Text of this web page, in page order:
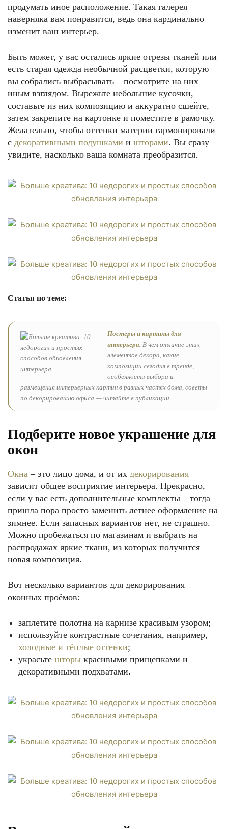
продумать иное расположение. Такая галерея
наверняка вам понравится, ведь она кардинально
изменит ваш интерьер.
Быть может, у вас остались яркие отрезы тканей или
есть старая одежда необычной расцветки, которую
вы собрались выбрасывать – посмотрите на них
иным взглядом. Вырежьте небольшие кусочки,
составьте из них композицию и аккуратно сшейте,
затем закрепите на картонке и поместите в рамочку.
Желательно, чтобы оттенки материи гармонировали
с декоративными подушками и шторами. Вы сразу
увидите, насколько ваша комната преобразится.
Статья по теме:
Постеры и картины для
интерьера. В чем отличие этих
элементов декора, какие
композиции сегодня в тренде,
особенности выбора и
размещения интерьерных картин в разных частях дома, советы
по декорированию офиса — читайте в публикации.
Подберите новое украшение для
окон
Окна – это лицо дома, и от их декорирования
зависит общее восприятие интерьера. Прекрасно,
если у вас есть дополнительные комплекты – тогда
пришла пора просто заменить летнее оформление на
зимнее. Если запасных вариантов нет, не страшно.
Можно пробежаться по магазинам и выбрать на
распродажах яркие ткани, из которых получится
новая композиция.
Вот несколько вариантов для декорирования
оконных проёмов:
заплетите полотна на карнизе красивым узором;
используйте контрастные сочетания, например,
холодные и тёплые оттенки;
украсьте шторы красивыми прищепками и
декоративными подхватами.